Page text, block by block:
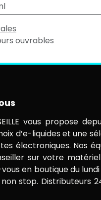
ouvrables
vous propose
d’e-liquides et une
électroniques. Nos
sur votre
en boutique du
non stop. Distributeurs